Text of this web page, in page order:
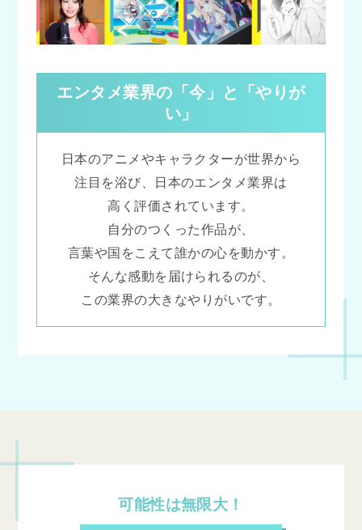
エンタメ業界の「今」と「やりが
い」
日本のアニメやキャラクターが世界から
注目を浴び、日本のエンタメ業界は
高く評価されています。
自分のつくった作品が、
言葉や国をこえて誰かの心を動かす。
そんな感動を届けられるのが、
この業界の大きなやりがいです。
可能性は無限大！